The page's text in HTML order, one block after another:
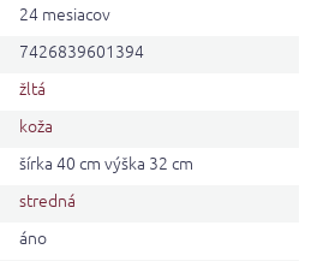
24 mesiacov
7426839601394
žltá
koža
šírka 40 cm výška 32 cm
stredná
áno